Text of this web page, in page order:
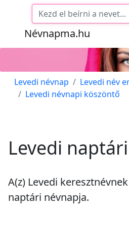
Névnapma.hu
Levedi névnap
Levedi név
Levedi névnapi köszöntő
Levedi
A(z) Levedi keresztnévnek
naptári névnapja.